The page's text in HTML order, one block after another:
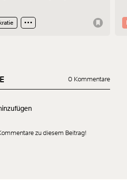
erklärt im Interview, wo die
er sich vom Protest erhofft.
0 Kommentare
zu diesem Beitrag!